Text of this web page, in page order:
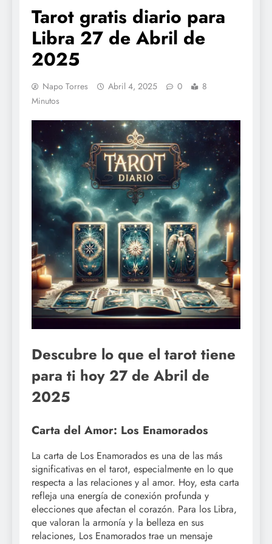
Tarot gratis diario para
Libra 27 de Abril de
2025
Napo Torres Abril 4, 2025 0
8
Minutos
Descubre lo que el tarot tiene
para ti hoy 27 de Abril de
2025
Carta del Amor: Los Enamorados
La carta de Los Enamorados es una de las más
significativas en el tarot, especialmente en lo que
respecta a las relaciones y al amor. Hoy, esta carta
refleja una energía de conexión profunda y
elecciones que afectan el corazón. Para los Libra,
que valoran la armonía y la belleza en sus
relaciones, Los Enamorados trae un mensaje